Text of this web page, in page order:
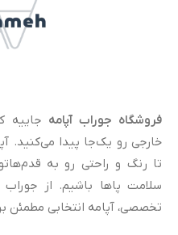
فروشگاه جوراب آپامه جاییه
خارجی رو یک‌جا پیدا می‌کنید.
تا رنگ و راحتی رو به
سلامت پاها باشیم. از
تخصصی، آپامه انتخابی مطمئن